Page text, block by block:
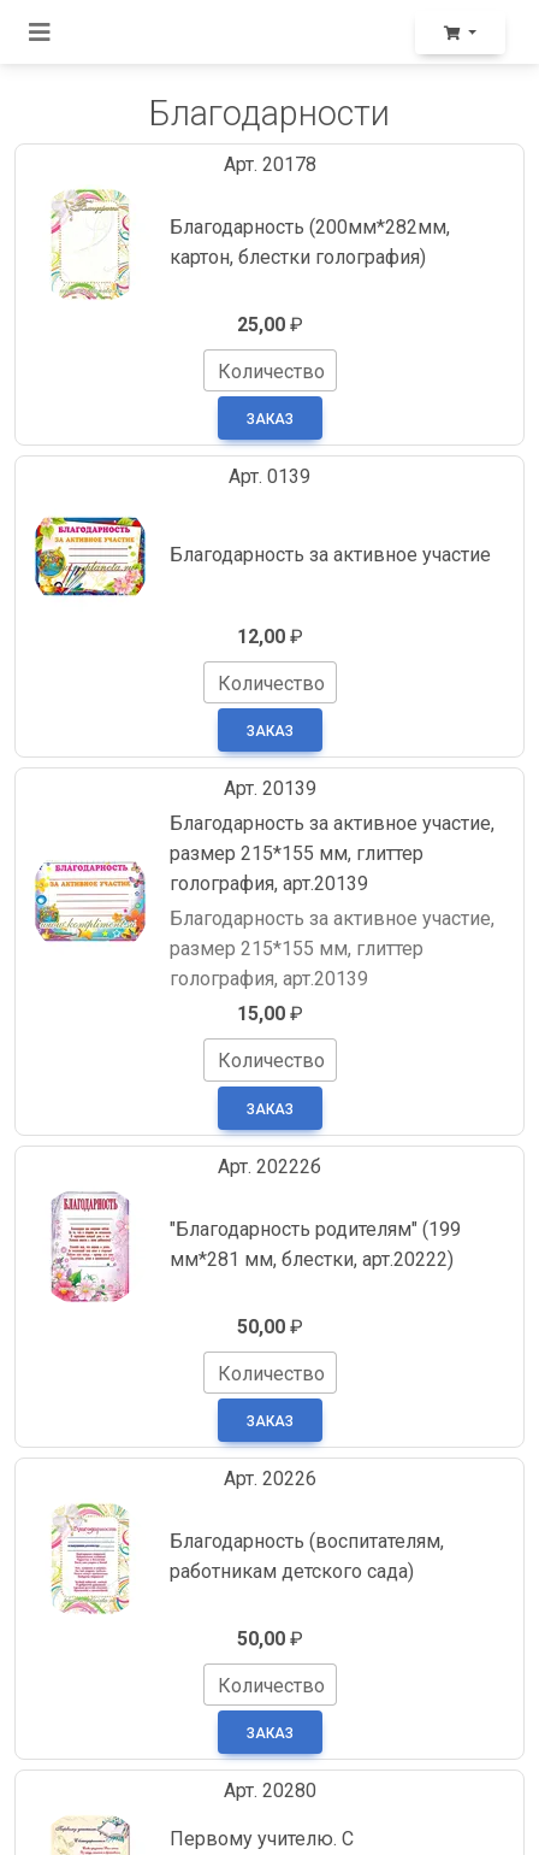
Благодарности
Арт. 20178
Благодарность (200мм*282мм,
картон, блестки голография)
25,00₽
Количество
Арт. 0139
Благодарность за активное участие
12,00₽
Количество
Арт. 20139
Благодарность за активное участие,
размер 215*155 мм, глиттер
голография, арт.20139
Благодарность за активное участие,
размер 215*155 мм, глиттер
голография, арт.20139
15,00₽
Количество
Арт. 20222б
"Благодарность родителям" (199
мм*281 мм, блестки, арт.20222)
50,00₽
Количество
Арт. 20226
Благодарность (воспитателям,
работникам детского сада)
50,00₽
Количество
Арт. 20280
Первому учителю. С